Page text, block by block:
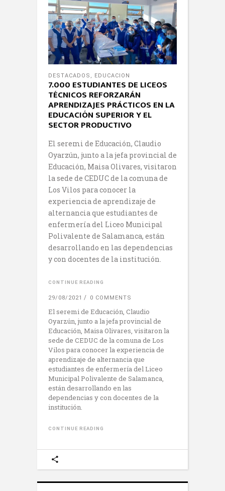
DESTACADOS , EDUCACION
7.000 ESTUDIANTES DE LICEOS
TÉCNICOS REFORZARÁN
APRENDIZAJES PRÁCTICOS EN LA
EDUCACIÓN SUPERIOR Y EL
SECTOR PRODUCTIVO
El seremi de Educación, Claudio
Oyarzún, junto a la jefa provincial de
Educación, Maisa Olivares, visitaron
la sede de CEDUC de la comuna de
Los Vilos para conocer la
experiencia de aprendizaje de
alternancia que estudiantes de
enfermería del Liceo Municipal
Polivalente de Salamanca, están
desarrollando en las dependencias
y con docentes de la institución.
CONTINUE READING
29/08/2021 0 COMMENTS
El seremi de Educación, Claudio
Oyarzún, junto a la jefa provincial de
Educación, Maisa Olivares, visitaron la
sede de CEDUC de la comuna de Los
Vilos para conocer la experiencia de
aprendizaje de alternancia que
estudiantes de enfermería del Liceo
Municipal Polivalente de Salamanca,
están desarrollando en las
dependencias y con docentes de la
institución.
CONTINUE READING